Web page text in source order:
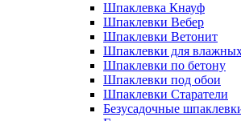
Шпаклевка Кнауф
Шпаклевки Вебер
Шпаклевки Ветонит
Шпаклевки для
Шпаклевки по бетону
Шпаклевки под обои
Шпаклевки Старатели
Безусадочные